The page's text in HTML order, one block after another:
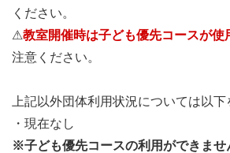
ください。
⚠教室開催時は子ども優先コースが使
注意ください。
上記以外団体利用状況については以下
・現在なし
※子ども優先コースの利用ができませ